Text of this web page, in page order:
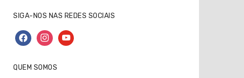
SIGA-NOS NAS REDES SOCIAIS
facebookinstagramyoutube
QUEM SOMOS